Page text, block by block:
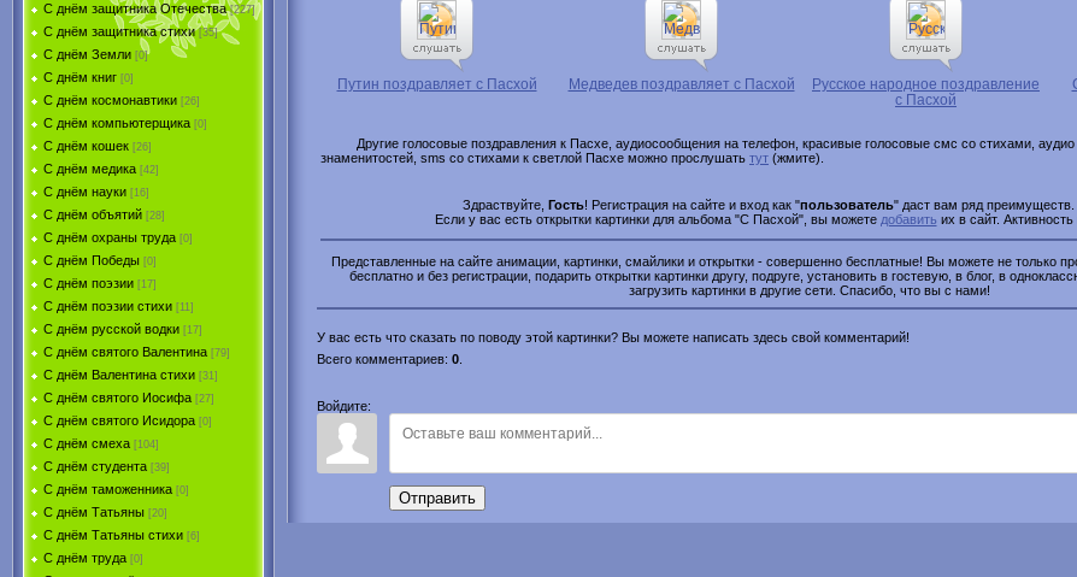
С днём защитника Отечества [227]
С днём защитника стихи [35]
С днём Земли [0]
С днём книг [0]
С днём космонавтики [26]
С днём компьютерщика [0]
С днём кошек [26]
С днём медика [42]
С днём науки [16]
С днём объятий [28]
С днём охраны труда [0]
С днём Победы [0]
С днём поэзии [17]
С днём поэзии стихи [11]
С днём русской водки [17]
С днём святого Валентина [79]
С днём Валентина стихи [31]
С днём святого Иосифа [27]
С днём святого Исидора [0]
С днём смеха [104]
С днём студента [39]
С днём таможенника [0]
С днём Татьяны [20]
С днём Татьяны стихи [6]
С днём труда [0]
Путин поздравляет с Пасхой Медведев поздравляет с Пасхой
Русское народное поздравление
с Пасхой
Другие голосовые поздравления к Пасхе, аудиосообщения на телефон, красивые голосовые смс со стихами,
знаменитостей, sms со стихами к светлой Пасхе можно прослушать тут (жмите).
Здраствуйте, Гость! Регистрация на сайте и вход как "пользователь" даст вам ряд преимуществ.
Если у вас есть открытки картинки для альбома "С Пасхой", вы можете добавить их в сайт.
Представленные на сайте анимации, картинки, смайлики и открытки - совершенно бесплатные! Вы можете не только
бесплатно и без регистрации, подарить открытки картинки другу, подруге, установить в гостевую, в блог, в
загрузить картинки в другие сети. Спасибо, что вы с нами!
У вас есть что сказать по поводу этой картинки? Вы можете написать здесь свой комментарий!
Всего комментариев: 0
Войдите:
Отправить